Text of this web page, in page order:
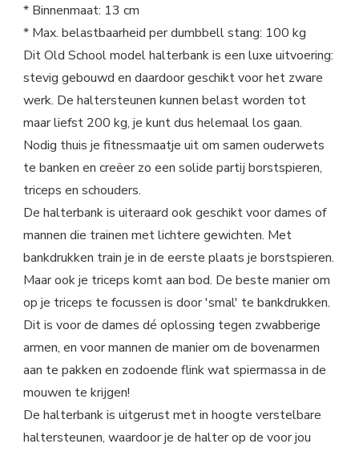
* Binnenmaat: 13 cm
* Max. belastbaarheid per dumbbell stang: 100 kg
Dit Old School model halterbank is een luxe uitvoering:
stevig gebouwd en daardoor geschikt voor het zware
werk. De haltersteunen kunnen belast worden tot
maar liefst 200 kg, je kunt dus helemaal los gaan.
Nodig thuis je fitnessmaatje uit om samen ouderwets
te banken en creëer zo een solide partij borstspieren,
triceps en schouders.
De halterbank is uiteraard ook geschikt voor dames of
mannen die trainen met lichtere gewichten. Met
bankdrukken train je in de eerste plaats je borstspieren.
Maar ook je triceps komt aan bod. De beste manier om
op je triceps te focussen is door 'smal' te bankdrukken.
Dit is voor de dames dé oplossing tegen zwabberige
armen, en voor mannen de manier om de bovenarmen
aan te pakken en zodoende flink wat spiermassa in de
mouwen te krijgen!
De halterbank is uitgerust met in hoogte verstelbare
haltersteunen, waardoor je de halter op de voor jou